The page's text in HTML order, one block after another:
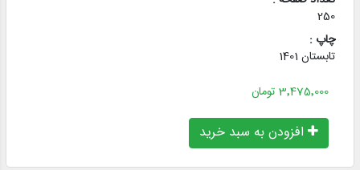
250
چاپ :
تابستان 1401
3٬475٬000 تومان
افزودن به سبد خرید